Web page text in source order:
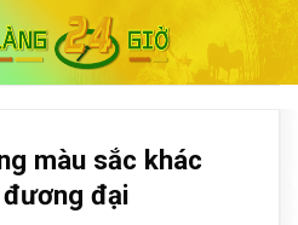
màu sắc khác
đại